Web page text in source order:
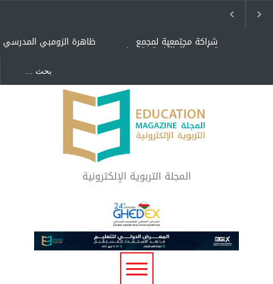
ظاهرة الزومبي المدرسي شراكة مجتمعية لمجمع
تعليمي بالطائف تستهدف
"كنت أنضرب ومافيني إلا
العافية" هل هذا مبرر
لاستمرار أسلوب التربية
المتوارث؟
لماذا تعد برامج توعية الأطفال
بخصوصية الجسد وقاية لا
فضول؟
المجلة التربوية الإلكترونية